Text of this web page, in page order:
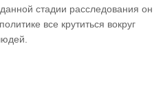
стадии расследования он
все крутиться вокруг